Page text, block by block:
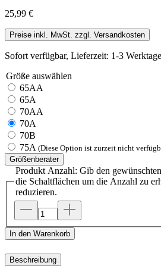
25,99 €
Preise inkl. MwSt. zzgl. Versandkosten
Sofort verfügbar, Lieferzeit: 1-3 Werktage
Größe auswählen
65AA
65A
70AA
70A
70B
75A (Diese Option ist zurzeit nicht
Größenberater
Produkt Anzahl: Gib den
die Schaltflächen um die Anzahl zu
reduzieren.
In den Warenkorb
Beschreibung